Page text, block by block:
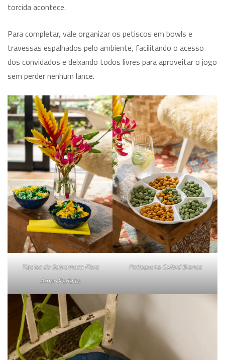
torcida acontece.
Para completar, vale organizar os petiscos em bowls e
travessas espalhados pelo ambiente, facilitando o acesso
dos convidados e deixando todos livres para aproveitar o jogo
sem perder nenhum lance.
Tigelas de Sobremesa Flora
Amor-Perfeito
Petisqueira Oxford Branca